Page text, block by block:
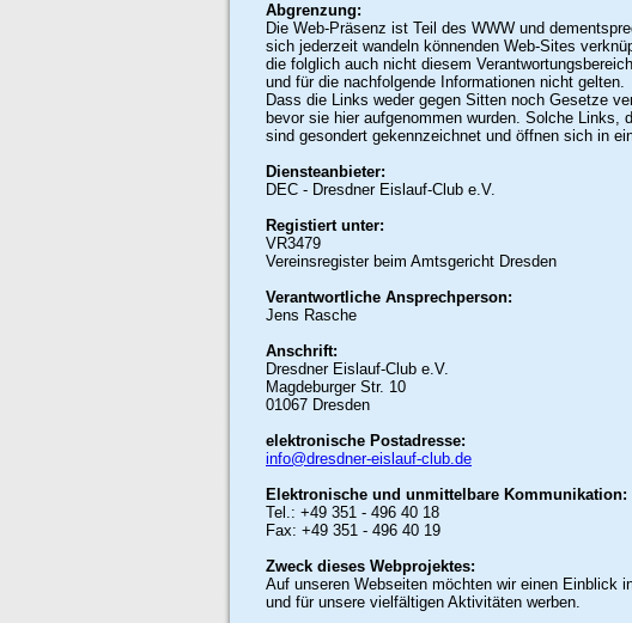
Abgrenzung:
Die Web-Präsenz ist Teil des WWW und
sich jederzeit wandeln könnenden Web-Sites
die folglich auch nicht diesem
und für die nachfolgende Informationen nicht gelten.
Dass die Links weder gegen Sitten noch Gesetze
bevor sie hier aufgenommen wurden. Solche Links,
sind gesondert gekennzeichnet und öffnen sich in
Diensteanbieter:
DEC - Dresdner Eislauf-Club e.V.
Registiert unter:
VR3479
Vereinsregister beim Amtsgericht Dresden
Verantwortliche Ansprechperson:
Jens Rasche
Anschrift:
Dresdner Eislauf-Club e.V.
Magdeburger Str. 10
01067 Dresden
elektronische Postadresse:
info@dresdner-eislauf-club.de
Elektronische und unmittelbare Kommunikation:
Tel.: +49 351 - 496 40 18
Fax: +49 351 - 496 40 19
Zweck dieses Webprojektes:
Auf unseren Webseiten möchten wir einen Einblick
und für unsere vielfältigen Aktivitäten werben.